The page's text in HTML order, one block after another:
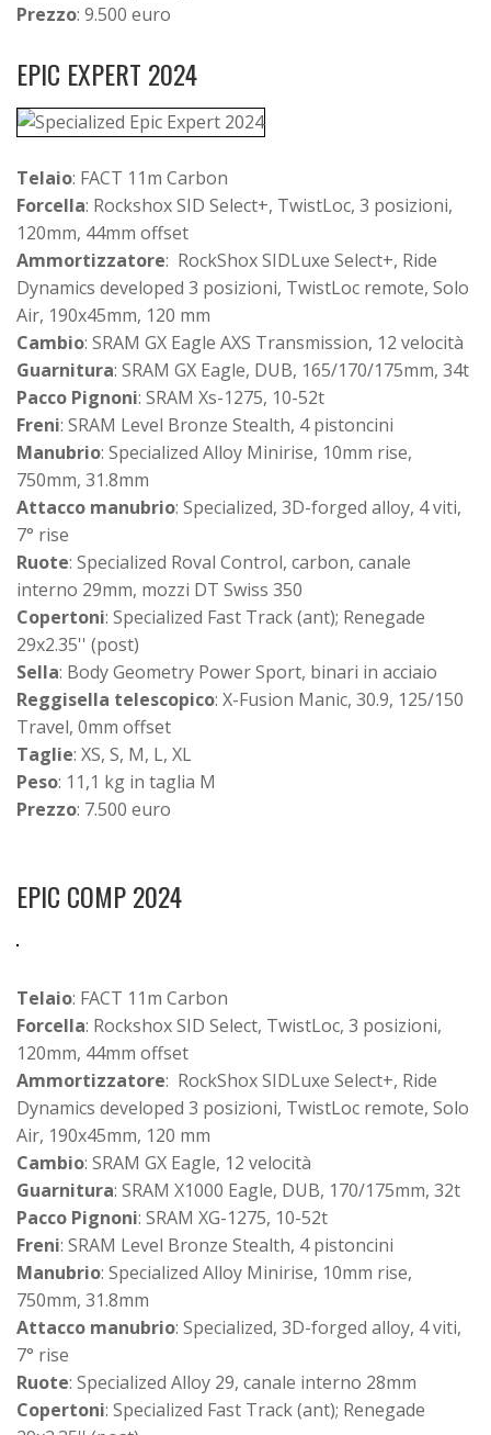
Prezzo: 9.500 euro
EPIC EXPERT 2024
Telaio: FACT 11m Carbon
Forcella: Rockshox SID Select+, TwistLoc, 3 posizioni,
120mm, 44mm offset
Ammortizzatore: RockShox SIDLuxe Select+, Ride
Dynamics developed 3 posizioni, TwistLoc remote, Solo
Air, 190x45mm, 120 mm
Cambio: SRAM GX Eagle AXS Transmission, 12 velocità
Guarnitura: SRAM GX Eagle, DUB, 165/170/175mm, 34t
Pacco Pignoni: SRAM Xs-1275, 10-52t
Freni: SRAM Level Bronze Stealth, 4 pistoncini
Manubrio: Specialized Alloy Minirise, 10mm rise,
750mm, 31.8mm
Attacco manubrio: Specialized, 3D-forged alloy, 4 viti,
7° rise
Ruote: Specialized Roval Control, carbon, canale
interno 29mm, mozzi DT Swiss 350
Copertoni: Specialized Fast Track (ant); Renegade
29x2.35'' (post)
Sella: Body Geometry Power Sport, binari in acciaio
Reggisella telescopico: X-Fusion Manic, 30.9, 125/150
Travel, 0mm offset
Taglie: XS, S, M, L, XL
Peso: 11,1 kg in taglia M
Prezzo: 7.500 euro
EPIC COMP 2024
Telaio: FACT 11m Carbon
Forcella: Rockshox SID Select, TwistLoc, 3 posizioni,
120mm, 44mm offset
Ammortizzatore: RockShox SIDLuxe Select+, Ride
Dynamics developed 3 posizioni, TwistLoc remote, Solo
Air, 190x45mm, 120 mm
Cambio: SRAM GX Eagle, 12 velocità
Guarnitura: SRAM X1000 Eagle, DUB, 170/175mm, 32t
Pacco Pignoni: SRAM XG-1275, 10-52t
Freni: SRAM Level Bronze Stealth, 4 pistoncini
Manubrio: Specialized Alloy Minirise, 10mm rise,
750mm, 31.8mm
Attacco manubrio: Specialized, 3D-forged alloy, 4 viti,
7° rise
Ruote: Specialized Alloy 29, canale interno 28mm
Copertoni: Specialized Fast Track (ant); Renegade